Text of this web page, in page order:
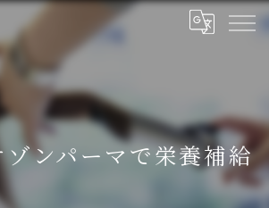
ゾンパーマで栄養補給